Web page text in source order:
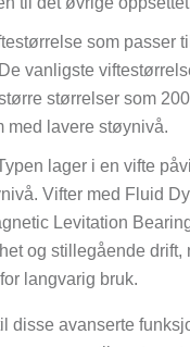
som passer
vanligste
størrelser som
med lavere støynivå.
lager i en vifte
Vifter med Fluid
Levitation
og stillegående drift,
langvarig bruk.
disse avanserte